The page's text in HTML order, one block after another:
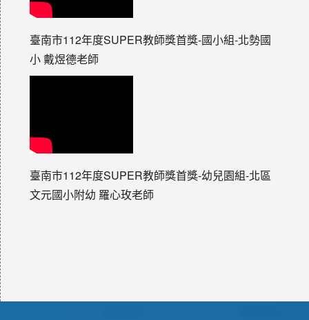
臺南市112年度SUPER教師獎首獎-國小組-北勢國
小 戴煜德老師
臺南市112年度SUPER教師獎首獎-幼兒園組-北區
文元國小附幼 羅心玫老師